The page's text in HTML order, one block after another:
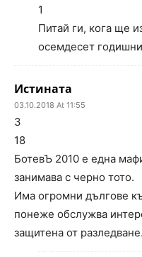
1
Питай ги, кога ще
осемдесет
Истината
03.10.2018 At 11:55
3
18
БотевЪ 2010 е една
занимава с черно тото.
Има огромни дългове
понеже обслужва
защитена от разледване.